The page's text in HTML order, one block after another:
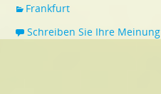
Frankfurt
Schreiben Sie Ihre